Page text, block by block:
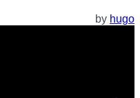
by hugo